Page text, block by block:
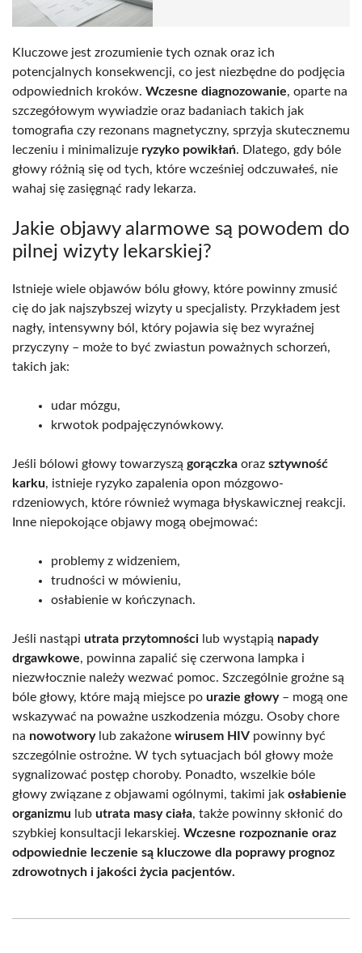
Kluczowe jest zrozumienie tych oznak oraz ich
potencjalnych konsekwencji, co jest niezbędne do podjęcia
odpowiednich kroków. Wczesne diagnozowanie, oparte na
szczegółowym wywiadzie oraz badaniach takich jak
tomografia czy rezonans magnetyczny, sprzyja skutecznemu
leczeniu i minimalizuje ryzyko powikłań. Dlatego, gdy bóle
głowy różnią się od tych, które wcześniej odczuwałeś, nie
wahaj się zasięgnąć rady lekarza.
Jakie objawy alarmowe są powodem do
pilnej wizyty lekarskiej?
Istnieje wiele objawów bólu głowy, które powinny zmusić
cię do jak najszybszej wizyty u specjalisty. Przykładem jest
nagły, intensywny ból, który pojawia się bez wyraźnej
przyczyny – może to być zwiastun poważnych schorzeń,
takich jak:
udar mózgu,
krwotok podpajęczynówkowy.
Jeśli bólowi głowy towarzyszą gorączka oraz sztywność
karku, istnieje ryzyko zapalenia opon mózgowo-
rdzeniowych, które również wymaga błyskawicznej reakcji.
Inne niepokojące objawy mogą obejmować:
problemy z widzeniem,
trudności w mówieniu,
osłabienie w kończynach.
Jeśli nastąpi utrata przytomności lub wystąpią napady
drgawkowe, powinna zapalić się czerwona lampka i
niezwłocznie należy wezwać pomoc. Szczególnie groźne są
bóle głowy, które mają miejsce po urazie głowy– mogą one
wskazywać na poważne uszkodzenia mózgu. Osoby chore
na nowotworylub zakażone wirusem HIV powinny być
szczególnie ostrożne. W tych sytuacjach ból głowy może
sygnalizować postęp choroby. Ponadto, wszelkie bóle
głowy związane z objawami ogólnymi, takimi jak osłabienie
organizmu lub utrata masy ciała, także powinny skłonić do
szybkiej konsultacji lekarskiej. Wczesne rozpoznanie oraz
odpowiednie leczenie są kluczowe dla poprawy prognoz
zdrowotnych i jakości życia pacjentów.